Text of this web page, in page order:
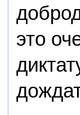
это